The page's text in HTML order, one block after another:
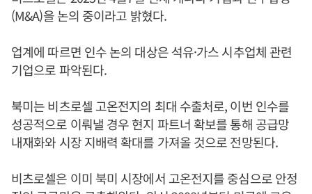
(M&A)을 논의 중이라고 밝혔다.
업계에 따르면 인수 논의 대상은 석유·가스 시추업체 관련
기업으로 파악된다.
북미는 비츠로셀 고온전지의 최대 수출처로, 이번 인수를
성공적으로 이뤄낼 경우 현지 파트너 확보를 통해 공급망
내재화와 시장 지배력 확대를 가져올 것으로 전망된다.
비츠로셀은 이미 북미 시장에서 고온전지를 중심으로 안정